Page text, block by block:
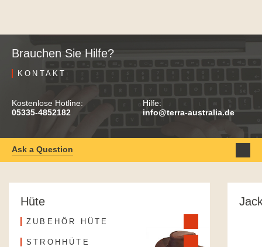
Brauchen Sie Hilfe?
KONTAKT
Kostenlose Hotline:
05335-4852182
Hilfe:
info@terra-australia.de
Ask a Question
Hüte
ZUBEHÖR HÜTE
STROHHÜTE